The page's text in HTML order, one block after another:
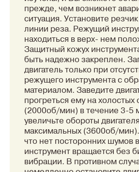
прежде, чем возникнет
ситуация. Установите
линии реза. Режущий
находиться в верх- нем
Защитный кожух
быть надежно закреплен.
двигатель только при
режущего инструмента с
материалом. Заведите
прогреться ему на холостых
(2000об/мин) в течение 3-5
увеличьте обороты
максимальных (3600об/
что нет посторонних шумов
инструмент вращается без
вибрации. В противном